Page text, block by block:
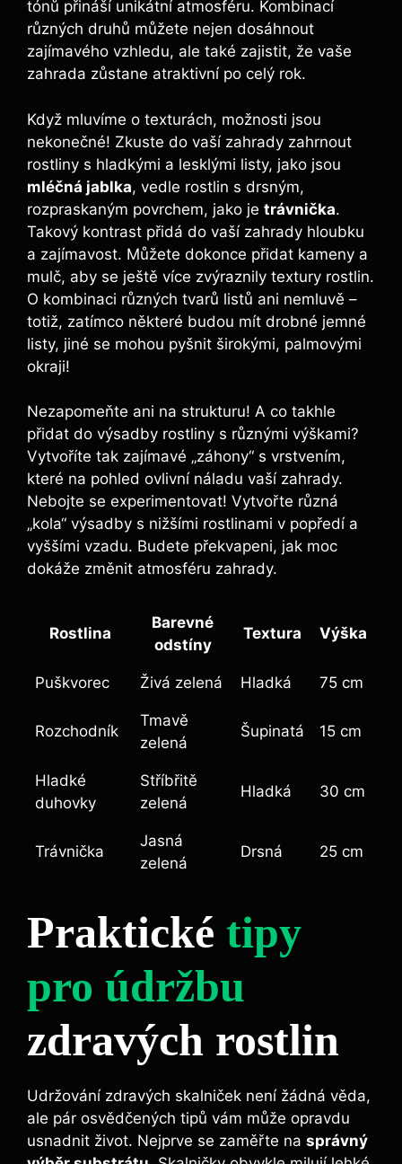
tónů přináší unikátní atmosféru. Kombinací
různých druhů můžete ⁣nejen dosáhnout
zajímavého vzhledu, ale také zajistit, že vaše
zahrada​ zůstane atraktivní po celý rok.
Když ⁤mluvíme o texturách, možnosti jsou
nekonečné! Zkuste do vaší zahrady‌ zahrnout
rostliny s hladkými a lesklými ⁤listy, jako jsou
mléčná jablka, vedle rostlin⁤ s drsným,
rozpraskaným povrchem, jako je trávnička.
Takový kontrast přidá do vaší zahrady hloubku
a zajímavost. Můžete⁤ dokonce přidat kameny a
mulč, aby se ještě více zvýraznily textury rostlin.
O kombinaci různých tvarů listů ani​ nemluvě⁣ –
totiž, zatímco některé budou‍ mít drobné jemné
listy, jiné se ⁤mohou pyšnit širokými, palmovými
okraji!
Nezapomeňte ani na strukturu! A co takhle
přidat do výsadby rostliny s různými výškami?
Vytvoříte tak zajímavé „záhony“ s vrstvením,
které na pohled ovlivní⁣ náladu vaší zahrady.
Nebojte se experimentovat! Vytvořte ​různá
„kola“ ⁤výsadby s‌ nižšími ⁣rostlinami v popředí a
vyššími vzadu. Budete překvapeni, jak moc‌
dokáže změnit atmosféru ⁣zahrady.
Rostlina
Barevné
odstíny
Textura Výška
Puškvorec Živá zelená Hladká 75 cm
Rozchodník
Tmavě
zelená
Šupinatá 15⁢ cm
Hladké
duhovky
Stříbřitě
zelená
Hladká 30 cm
Trávnička
Jasná
zelená
Drsná 25 cm
Praktické tipy
pro údržbu
zdravých rostlin
Udržování zdravých skalniček není žádná věda,
ale pár osvědčených tipů vám může opravdu
usnadnit život. Nejprve se zaměřte na správný